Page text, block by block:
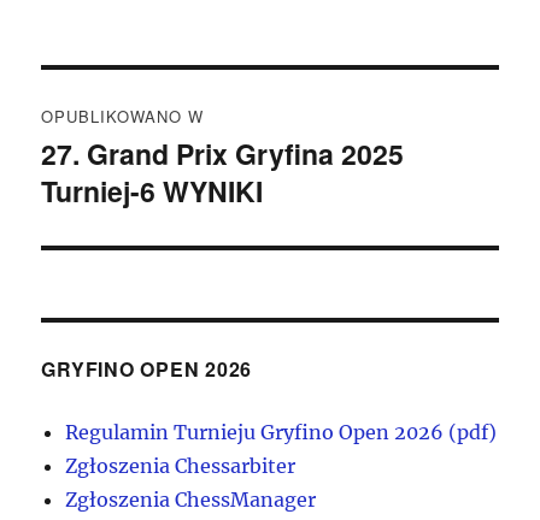
wpisu
OPUBLIKOWANO W
27. Grand Prix Gryfina 2025
Turniej-6 WYNIKI
GRYFINO OPEN 2026
Regulamin Turnieju Gryfino Open 2026 (pdf)
Zgłoszenia Chessarbiter
Zgłoszenia ChessManager